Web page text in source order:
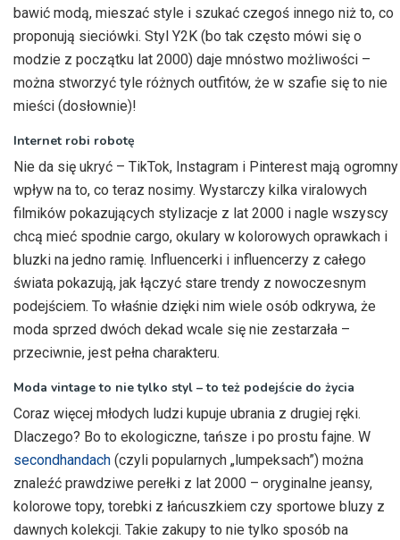
bawić modą, mieszać style i szukać czegoś innego niż to, co
proponują sieciówki. Styl Y2K (bo tak często mówi się o
modzie z początku lat 2000) daje mnóstwo możliwości –
można stworzyć tyle różnych outfitów, że w szafie się to nie
mieści (dosłownie)!
Internet robi robotę
Nie da się ukryć – TikTok, Instagram i Pinterest mają ogromny
wpływ na to, co teraz nosimy. Wystarczy kilka viralowych
filmików pokazujących stylizacje z lat 2000 i nagle wszyscy
chcą mieć spodnie cargo, okulary w kolorowych oprawkach i
bluzki na jedno ramię. Influencerki i influencerzy z całego
świata pokazują, jak łączyć stare trendy z nowoczesnym
podejściem. To właśnie dzięki nim wiele osób odkrywa, że
moda sprzed dwóch dekad wcale się nie zestarzała –
przeciwnie, jest pełna charakteru.
Moda vintage to nie tylko styl – to też podejście do życia
Coraz więcej młodych ludzi kupuje ubrania z drugiej ręki.
Dlaczego? Bo to ekologiczne, tańsze i po prostu fajne. W
secondhandach (czyli popularnych „lumpeksach”) można
znaleźć prawdziwe perełki z lat 2000 – oryginalne jeansy,
kolorowe topy, torebki z łańcuszkiem czy sportowe bluzy z
dawnych kolekcji. Takie zakupy to nie tylko sposób na